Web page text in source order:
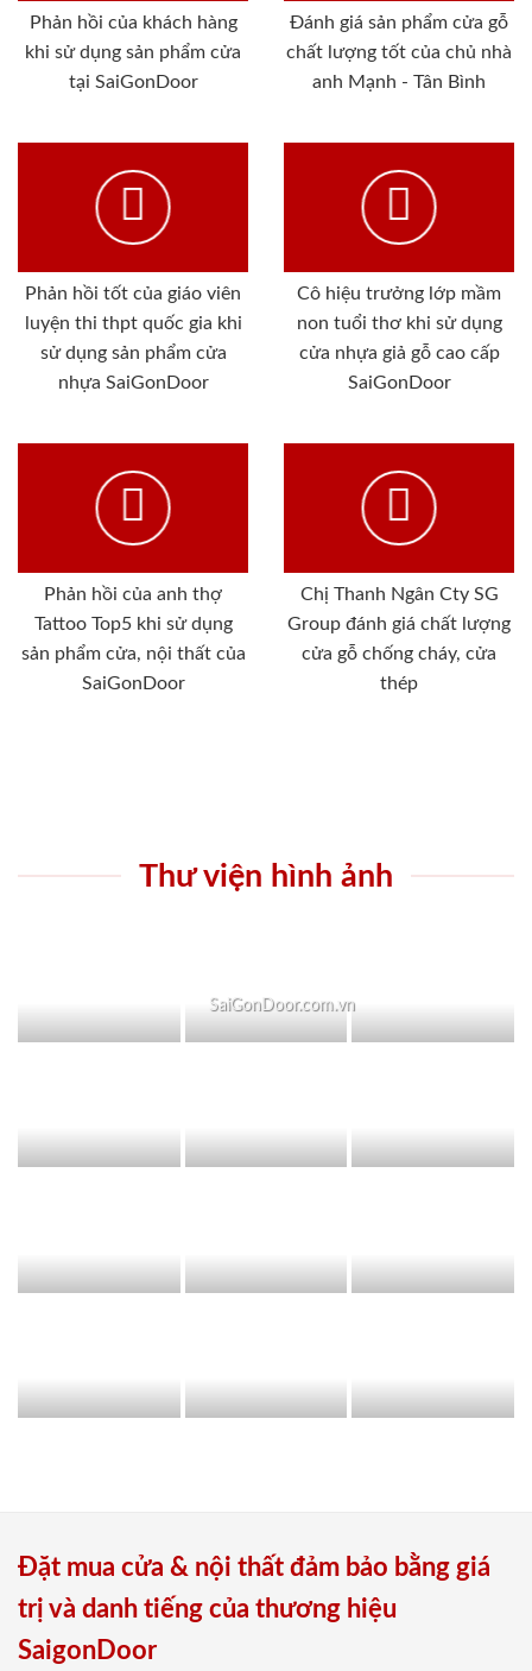
Phản hồi của khách hàng
khi sử dụng sản phẩm cửa
tại SaiGonDoor
Đánh giá sản phẩm cửa gỗ
chất lượng tốt của chủ nhà
anh Mạnh - Tân Bình
Phản hồi tốt của giáo viên
luyện thi thpt quốc gia khi
sử dụng sản phẩm cửa
nhựa SaiGonDoor
Cô hiệu trưởng lớp mầm
non tuổi thơ khi sử dụng
cửa nhựa giả gỗ cao cấp
SaiGonDoor
Phản hồi của anh thợ
Tattoo Top5 khi sử dụng
sản phẩm cửa, nội thất của
SaiGonDoor
Chị Thanh Ngân Cty SG
Group đánh giá chất lượng
cửa gỗ chống cháy, cửa
thép
Thư viện hình ảnh
SaiGonDoor.com.vn
Đặt mua cửa & nội thất đảm bảo bằng giá
trị và danh tiếng của thương hiệu
SaigonDoor